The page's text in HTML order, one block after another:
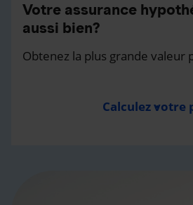
Votre assurance
aussi bien?
Obtenez la plus grande valeur
Calculez votre